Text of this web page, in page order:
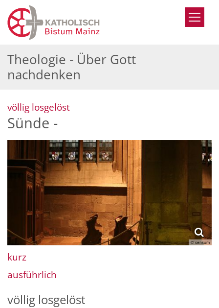
Zum Inhalt springen
Theologie - Über Gott
nachdenken
völlig losgelöst:
Sünde -
© sensum
kurz
ausführlich
völlig losgelöst